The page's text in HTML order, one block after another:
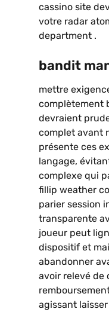
cassino site
votre radar
department .
bandit
mettre
complètement
devraient
complet avant
présente ces
langage,
complexe qui
fillip weather
parier session
transparente
joueur peut
dispositif et
abandonner
avoir relevé de
agissant